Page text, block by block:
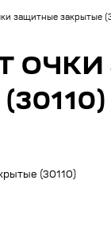
защитные закрытые
(30110)